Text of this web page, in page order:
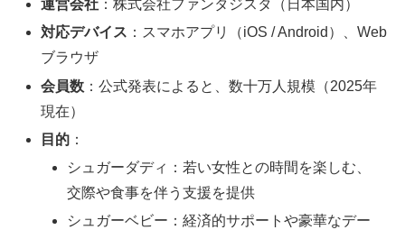
運営会社 ：株式会社ファンタジスタ（日本国内）
対応デバイス ：スマホアプリ（iOS / Android）、Web
ブラウザ
会員数 ：公式発表によると、数十万人規模（2025年
現在）
目的 ：
シュガーダディ：若い女性との時間を楽しむ、
交際や食事を伴う支援を提供
シュガーベビー：経済的サポートや豪華なデー